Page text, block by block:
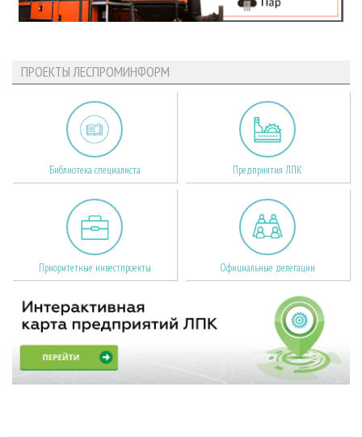
ПРОЕКТЫ ЛЕСПРОМИНФОРМ
Библиотека специалиста Предприятия ЛПК
Приоритетные инвестпроекты Официальные делегации